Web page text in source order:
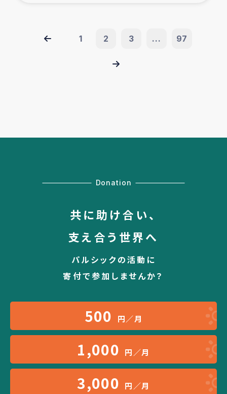
1 2 3 ... 97
Donation
共に助け合い、
支え合う世界へ
パルシックの活動に
寄付で参加しませんか？
500 円／月
1,000 円／月
3,000 円／月